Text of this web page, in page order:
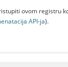
ovom registru
API-jа).